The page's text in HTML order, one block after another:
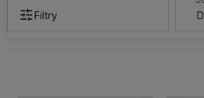
Filtry